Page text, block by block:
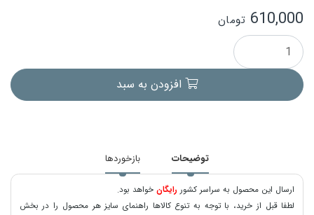
610,000 تومان
افزودن به سبد
توضیحات بازخوردها
ارسال این محصول به سراسر کشور رایگانخواهد بود.
لطفا قبل از خرید، با توجه به تنوع کالاها راهنمای سایز هر محصول را در بخش